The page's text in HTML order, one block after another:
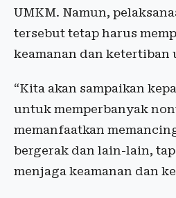
UMKM. Namun,
tersebut tetap harus
keamanan dan ketertiban
“Kita akan sampaikan
untuk memperbanyak
memanfaatkan
bergerak dan lain-lain,
menjaga keamanan dan